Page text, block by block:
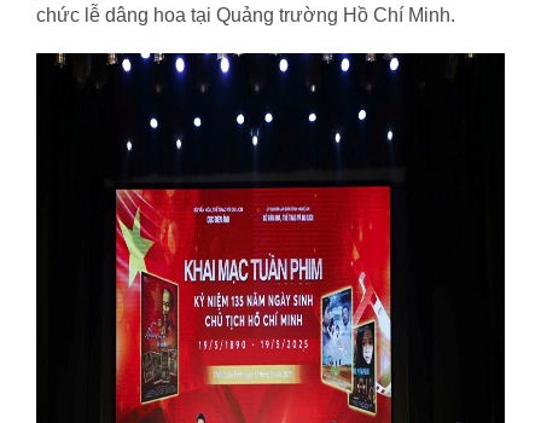
chức lễ dâng hoa tại Quảng trường Hồ Chí Minh.